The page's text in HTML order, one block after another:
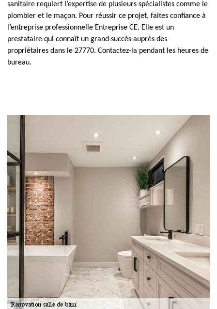
sanitaire requiert l’expertise de plusieurs spécialistes comme le
plombier et le maçon. Pour réussir ce projet, faites confiance à
l’entreprise professionnelle Entreprise CE. Elle est un
prestataire qui connaît un grand succès auprès des
propriétaires dans le 27770. Contactez-la pendant les heures de
bureau.